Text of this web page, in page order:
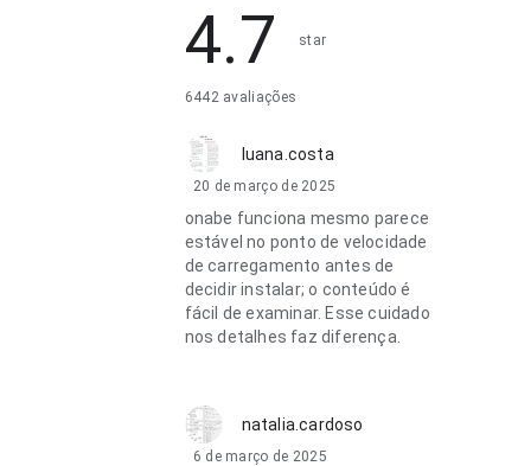
4.7 star
6442 avaliações
luana.costa
20 de março de 2025
onabe funciona mesmo parece
estável no ponto de velocidade
de carregamento antes de
decidir instalar; o conteúdo é
fácil de examinar. Esse cuidado
nos detalhes faz diferença.
natalia.cardoso
6 de março de 2025